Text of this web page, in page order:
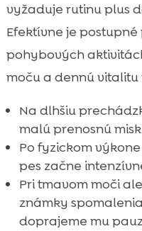
vyžaduje rutinu plus
Efektívne je
pohybových
moču a dennú vitalitu
Na dlhšiu
malú prenosnú
Po fyzickom
pes začne
Pri tmavom moči
známky
doprajeme mu